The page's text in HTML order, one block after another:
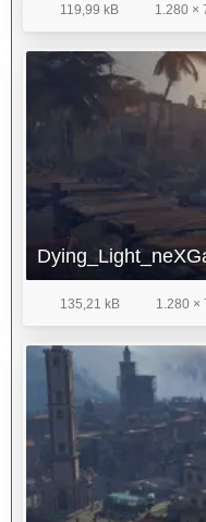
119,99 kB 1.280 ×
135,21 kB 1.280 ×